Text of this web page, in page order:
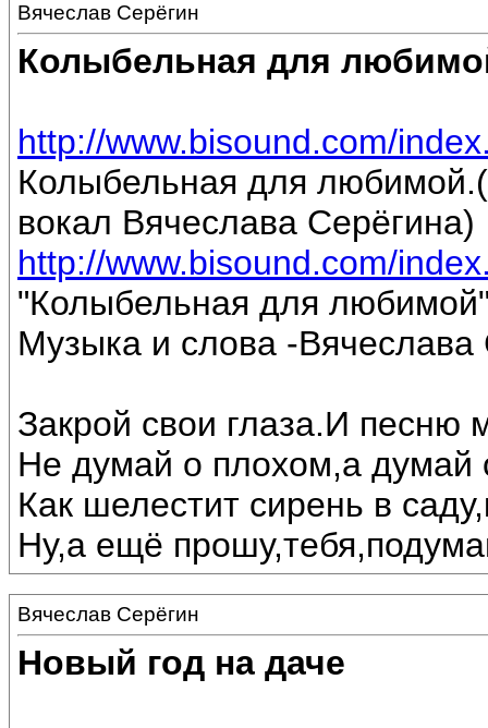
Вячеслав Серёгин
Колыбельная для
http://www.bisound.com/
Колыбельная для
вокал Вячеслава Серёгина)
http://www.bisound.com/
"Колыбельная для
Музыка и слова -Вячеслава
Закрой свои глаза.И песню
Не думай о плохом,а думай
Как шелестит сирень в
Ну,а ещё
Вячеслав Серёгин
Новый год на даче